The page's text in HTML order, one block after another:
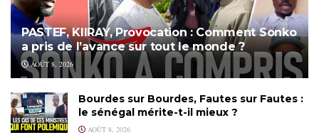
PASTEF, KIIRAY, Provocation : Comment Sonko
a pris de l’avance sur tout le monde ?
AOÛT 8, 2026
Bourdes sur Bourdes, Fautes sur Fautes :
le sénégal mérite-t-il mieux ?
AOÛT 8, 2026